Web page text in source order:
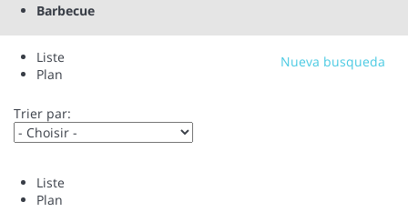
Barbecue
Nueva busqueda
Liste
Plan
Trier par:
Liste
Plan